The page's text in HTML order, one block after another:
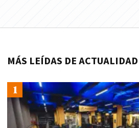
MÁS LEÍDAS DE ACTUALIDAD